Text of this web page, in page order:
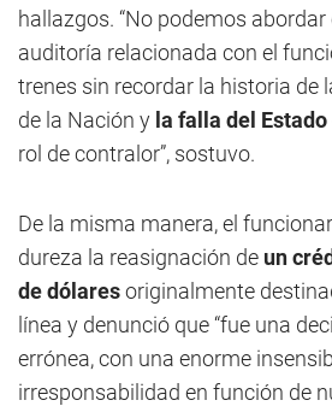
hallazgos. “No podemos
auditoría relacionada con el
trenes sin recordar la historia de
de la Nación y la falla del Estado
rol de contralor”, sostuvo.
De la misma manera, el
dureza la reasignación de un
de dólaresoriginalmente
línea y denunció que “fue una
errónea, con una enorme
irresponsabilidad en función de